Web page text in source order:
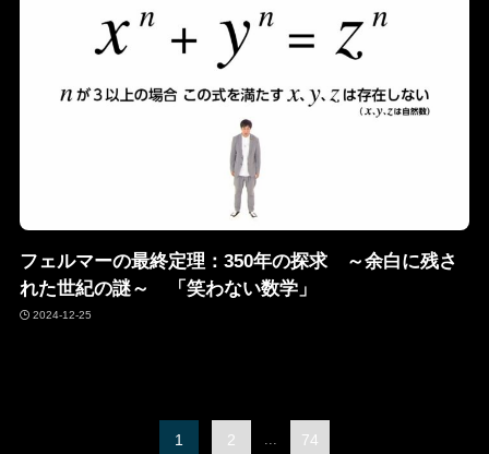
フェルマーの最終定理：350年の探求 ～余白に残さ
れた世紀の謎～ 「笑わない数学」
2024-12-25
1 2 74